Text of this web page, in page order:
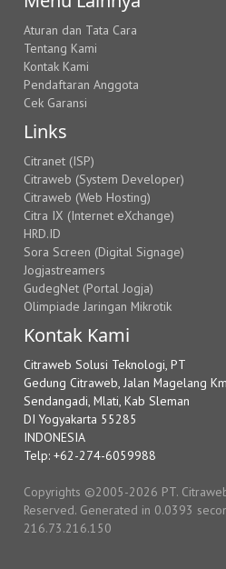
Aturan dan Tata Cara
Tentang Kami
Kontak Kami
Pendaftaran Anggota
Cek Garansi
Links
Citranet (ISP)
Citraweb (System Developer)
Citraweb (Web Hosting)
Citra IX (Internet eXchange)
HRD.ID
Sora Screen (Digital Signage)
Jogjastreamers
GudegNet (Portal Jogja)
Olimpiade Jaringan Mikrotik
Kontak Kami
Citraweb Solusi Teknologi, PT
Gedung Citraweb, Jalan Magelang
Sendangadi, Mlati, Kab Sleman
DI Yogyakarta 55285
INDONESIA
Telp: +62-274-6059988
Copyrights ©2005-2026 PT.
Reserved. Generated in 0.0393
216.73.216.150